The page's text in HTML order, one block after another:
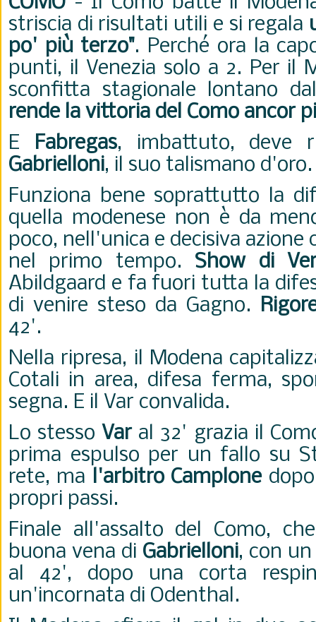
striscia di risultati utili e si regala
po' più terzo". Perché ora la
punti, il Venezia solo a 2. Per il
sconfitta stagionale lontano
rende la vittoria del Como ancor
E Fabregas, imbattuto, deve
Gabrielloni, il suo talismano d'oro.
Funziona bene soprattutto la
quella modenese non è da
poco, nell'unica e decisiva
nel primo tempo. Show di
Abildgaard e fa fuori tutta la
di venire steso da Gagno.
42'.
Nella ripresa, il Modena
Cotali in area, difesa ferma,
segna. E il Var convalida.
Lo stesso Varal 32' grazia il
prima espulso per un fallo su
rete, ma l'arbitro Camplonedopo
propri passi.
Finale all'assalto del Como,
buona vena di Gabrielloni, con
al 42', dopo una corta
un'incornata di Odenthal.